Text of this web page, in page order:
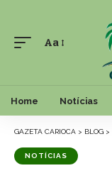
Font
Aa
Home Notícias
GAZETA CARIOCA > BLOG >
NOTÍCIAS